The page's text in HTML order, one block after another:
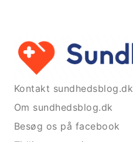
Kontakt sundhedsblog.dk
Om sundhedsblog.dk
Besøg os på facebook